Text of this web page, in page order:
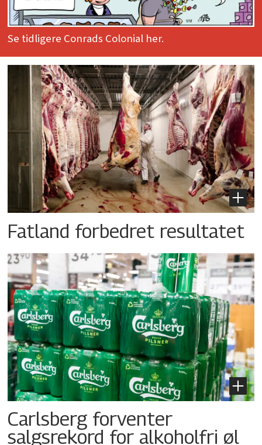
Se tidligere Conrads Colonial her.
Fatland forbedret resultatet
Carlsberg forventer
salgsrekord for alkoholfri øl